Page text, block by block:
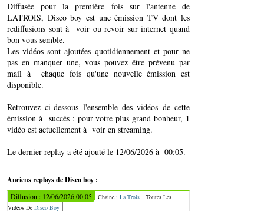
Diffusée pour la première fois sur l'antenne de
LATROIS, Disco boy est une émission TV dont les
rediffusions sont à voir ou revoir sur internet quand
bon vous semble.
Les vidéos sont ajoutées quotidiennement et pour ne
pas en manquer une, vous pouvez être prévenu par
mail à chaque fois qu'une nouvelle émission est
disponible.
Retrouvez ci-dessous l'ensemble des vidéos de cette
émission à succés : pour votre plus grand bonheur, 1
vidéo est actuellement à voir en streaming.
Le dernier replay a été ajouté le 12/06/2026 à 00:05.
Anciens replays de Disco boy :
Diffusion : 12/06/2026 00:05 Chaine : La Trois
Toutes Les
Vidéos De Disco Boy